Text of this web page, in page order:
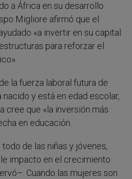
a África en su desarrollo
Migliore afirmó que el
«a invertir en su capital
para reforzar el
la fuerza laboral futura de
y está en edad escolar,
cree que «la inversión más
en educación.
de las niñas y jóvenes,
impacto en el crecimiento
Cuando las mujeres son